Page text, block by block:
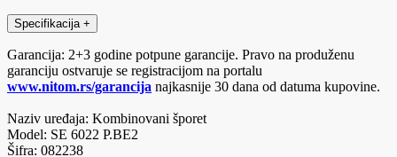
Specifikacija +
Garancija: 2+3 godine potpune garancije. Pravo na produženu
garanciju ostvaruje se registracijom na portalu
www.nitom.rs/garancija najkasnije 30 dana od datuma kupovine.
Naziv uređaja: Kombinovani šporet
Model: SE 6022 P.BE2
Šifra: 082238